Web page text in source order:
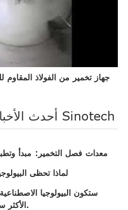
جهاز تخمير من الفولاذ المقاوم
أحدث الأخبار والمدونات حول Sinotech
معدات فصل التخمير: مبدأ
لماذا تحظى
ستكون البيولوجيا
الأكثر سخونة للبحث في المستقبل.